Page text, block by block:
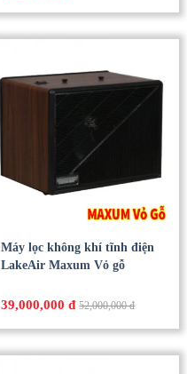
Máy lọc không khí tĩnh điện
LakeAir Maxum Vỏ gỗ
39,000,000 đ 52,000,000 đ